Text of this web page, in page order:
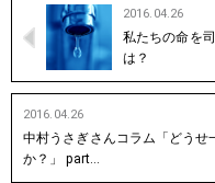
2016.04.26
私たちの命を
は？
2016.04.26
中村うさぎさんコラム「どうせ
か？」 part…